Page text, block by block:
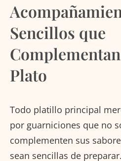
Sencillos que
Plato
Todo platillo principal
por guarniciones que no
complementen sus
sean sencillas de